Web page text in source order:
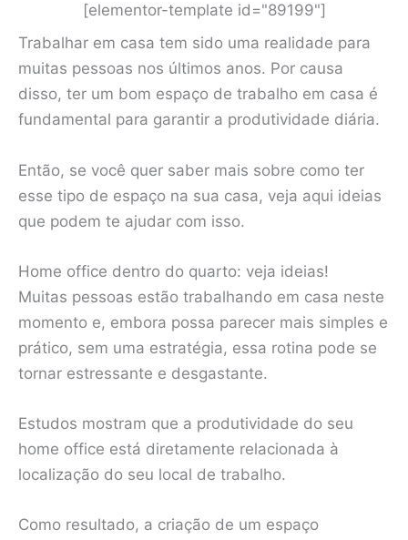
[elementor-template id="89199"]
Trabalhar em casa tem sido uma realidade para
muitas pessoas nos últimos anos. Por causa
disso, ter um bom espaço de trabalho em casa é
fundamental para garantir a produtividade diária.
Então, se você quer saber mais sobre como ter
esse tipo de espaço na sua casa, veja aqui ideias
que podem te ajudar com isso.
Home office dentro do quarto: veja ideias!
Muitas pessoas estão trabalhando em casa neste
momento e, embora possa parecer mais simples e
prático, sem uma estratégia, essa rotina pode se
tornar estressante e desgastante.
Estudos mostram que a produtividade do seu
home office está diretamente relacionada à
localização do seu local de trabalho.
Como resultado, a criação de um espaço